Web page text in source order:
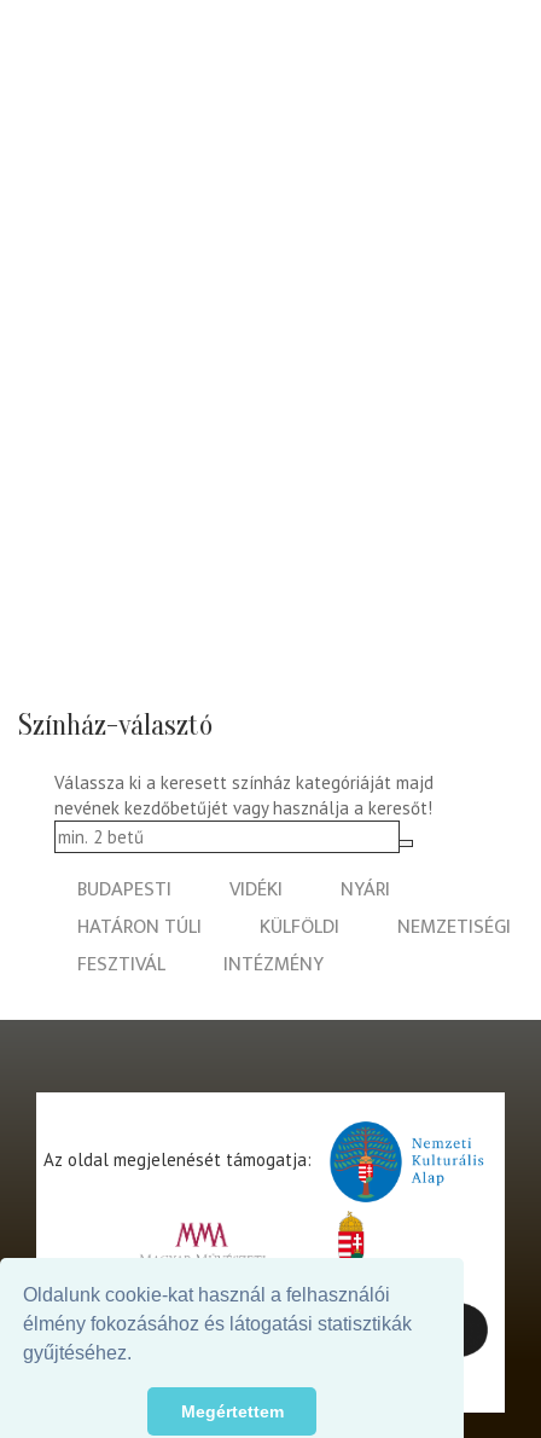
Oldalunk cookie-kat használ a felhasználói
élmény fokozásához és látogatási statisztikák
gyűjtéséhez.
Megértettem
Színház-választó
Válassza ki a keresett színház kategóriáját majd
nevének kezdőbetűjét vagy használja a keresőt!
BUDAPESTI VIDÉKI
NYÁRI
HATÁRON TÚLI
KÜLFÖLDI
NEMZETISÉGI
FESZTIVÁL
INTÉZMÉNY
Az oldal megjelenését támogatja: